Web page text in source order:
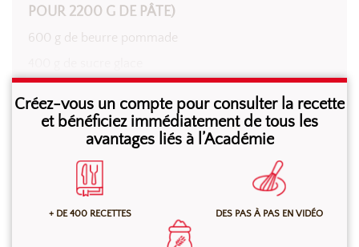
POUR 2200 G DE PÂTE)
600 g de beurre pommade
1000 g de farine
15 g de poudre à lever Baking Powder ancel
40 g d’Arôme Naturel de Vanille Sébalcé
Mélanger au batteur à l’aide de la feuille, à vitesse
lente, le beurre, le sucre glace, les œufs et l’arôme
Créez-vous un compte pour consulter la recette
et bénéficiez immédiatement de tous les
avantages liés à l’Académie
+ DE 400 RECETTES DES PAS À PAS EN VIDÉO